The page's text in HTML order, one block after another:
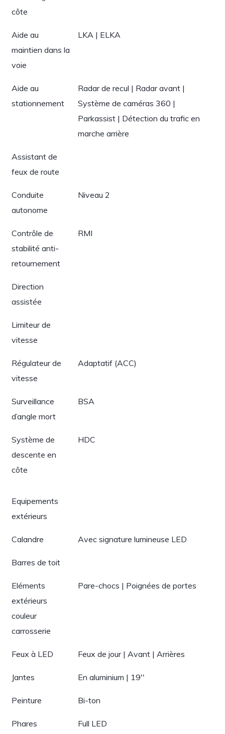
côte
Aide au
maintien dans la
voie
LKA | ELKA
Aide au
stationnement
Radar de recul | Radar avant |
Système de caméras 360 |
Parkassist | Détection du trafic en
marche arrière
Assistant de
feux de route
Conduite
autonome
Niveau 2
Contrôle de
stabilité anti-
retournement
RMI
Direction
assistée
Limiteur de
vitesse
Régulateur de
vitesse
Adaptatif (ACC)
Surveillance
d’angle mort
BSA
Système de
descente en
côte
HDC
Equipements
extérieurs
Calandre Avec signature lumineuse LED
Barres de toit
Eléments
extérieurs
couleur
carrosserie
Pare-chocs | Poignées de portes
Feux à LED Feux de jour | Avant | Arrières
Jantes En aluminium | 19''
Peinture Bi-ton
Phares Full LED